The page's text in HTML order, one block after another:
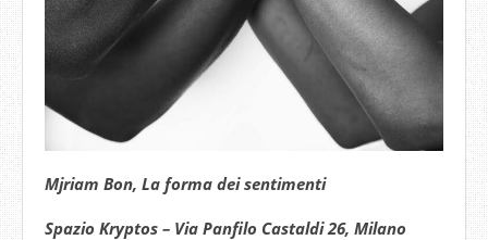
Mjriam Bon, La forma dei sentimenti
Spazio Kryptos – Via Panfilo Castaldi 26, Milano